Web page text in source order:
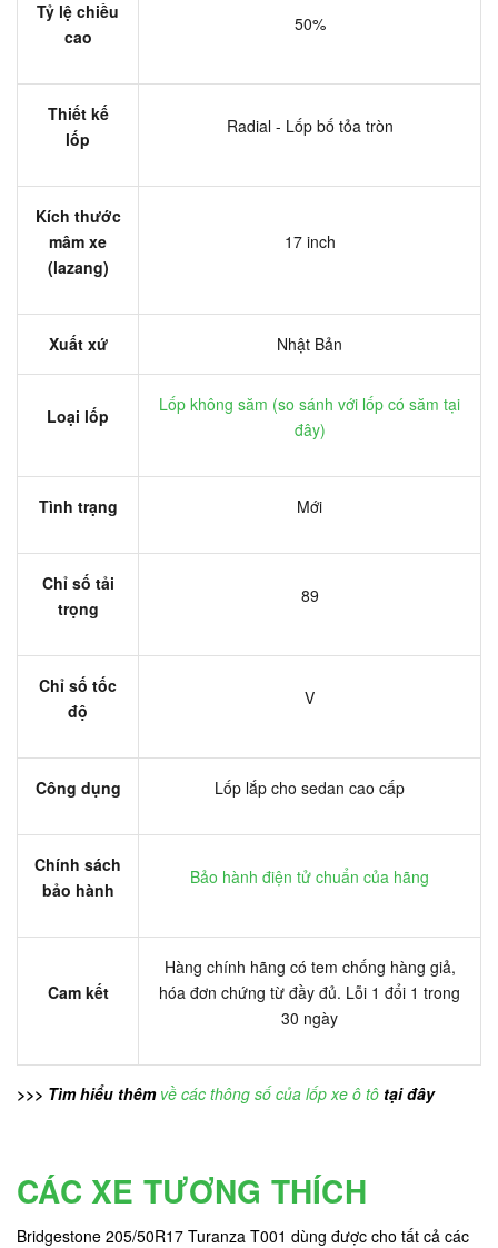
Tỷ lệ chiều
cao
50%
Thiết kế
lốp
Radial - Lốp bố tỏa tròn
Kích thước
mâm xe
(lazang)
17 inch
Xuất xứ Nhật Bản
Loại lốp
Lốp không săm (so sánh với lốp có săm tại
đây)
Tình trạng Mới
Chỉ số tải
trọng
89
Chỉ số tốc
độ
V
Công dụng Lốp lắp cho sedan cao cấp
Chính sách
bảo hành
Bảo hành điện tử chuẩn của hãng
Cam kết
Hàng chính hãng có tem chống hàng giả,
hóa đơn chứng từ đầy đủ. Lỗi 1 đổi 1 trong
30 ngày
>>> Tìm hiểu thêm về các thông số của lốp xe ô tô tại đây
CÁC XE TƯƠNG THÍCH
Bridgestone 205/50R17 Turanza T001 dùng được cho tất cả các